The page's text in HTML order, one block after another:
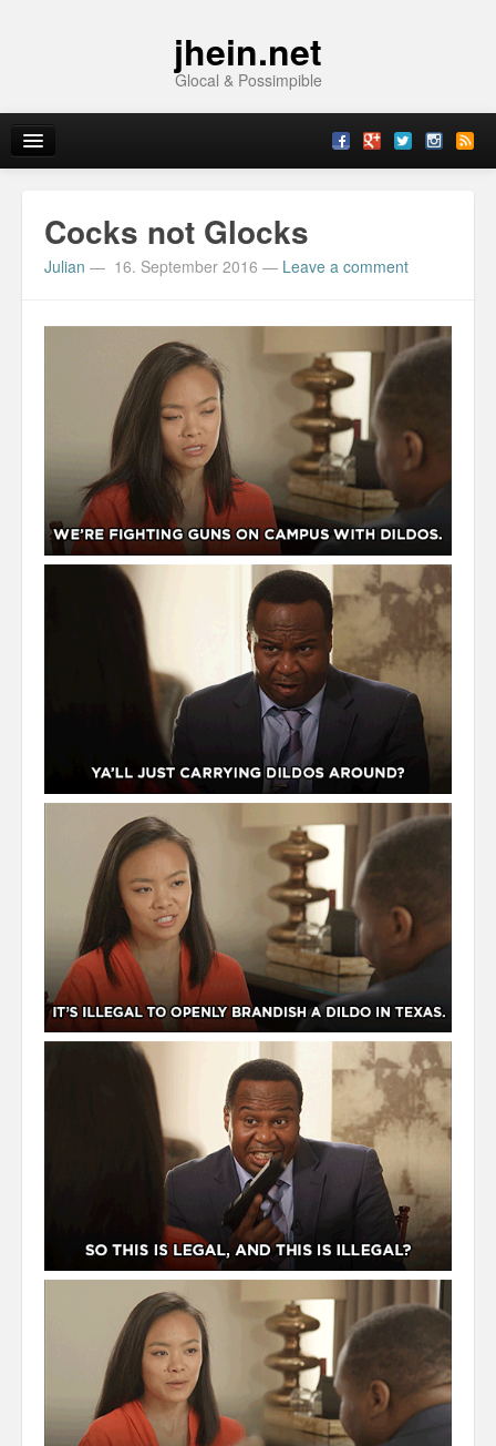
jhein.net
Glocal & Possimpible
Topics
Misc
Business Server Cashflow
Design is how it works
Money Makes The World Go Round
GTD and shit
Smarty-Pants
Vorsprung durch Technik
Wild Stuff
Psychos
Personal
30 Day Missions
Gin & Tonic Ranking
Cocks not Glocks
Julian — 16. September 2016 — Leave a comment